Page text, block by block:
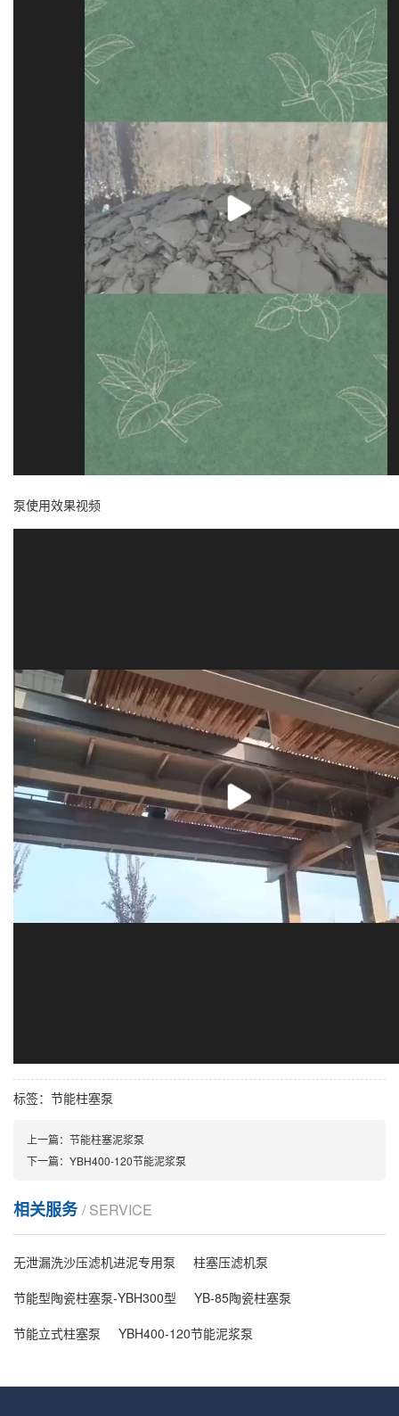
泵使用效果视频
标签：节能柱塞泵
上一篇： 节能柱塞泥浆泵
下一篇： YBH400-120节能泥浆泵
相关服务/ SERVICE
无泄漏洗沙压滤机进泥专用泵
柱塞压滤机泵
节能型陶瓷柱塞泵-YBH300型
YB-85陶瓷柱塞泵
节能立式柱塞泵
YBH400-120节能泥浆泵